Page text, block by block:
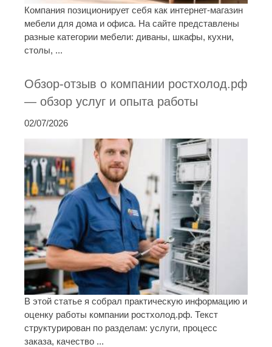
Компания позиционирует себя как интернет-магазин
мебели для дома и офиса. На сайте представлены
разные категории мебели: диваны, шкафы, кухни,
столы, ...
Обзор-отзыв о компании ростхолод.рф
— обзор услуг и опыта работы
02/07/2026
В этой статье я собрал практическую информацию и
оценку работы компании ростхолод.рф. Текст
структурирован по разделам: услуги, процесс
заказа, качество ...